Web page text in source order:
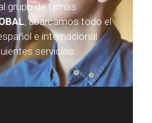
grupo de firmas
, abarcamos todo el
e internacional
servicios: